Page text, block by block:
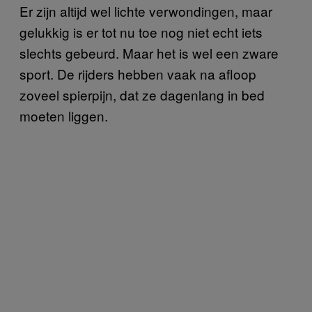
Er zijn altijd wel lichte verwondingen, maar
gelukkig is er tot nu toe nog niet echt iets
slechts gebeurd. Maar het is wel een zware
sport. De rijders hebben vaak na afloop
zoveel spierpijn, dat ze dagenlang in bed
moeten liggen.